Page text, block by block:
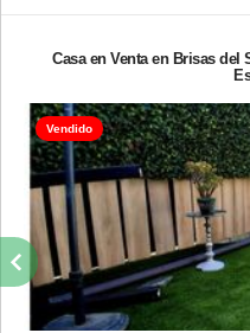
Casa en Venta en Brisas
Vendido